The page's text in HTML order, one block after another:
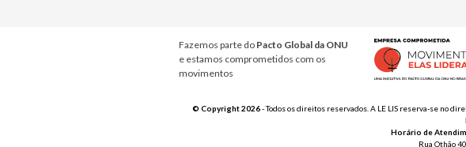
Fazemos parte do Pacto Global da ONU
e estamos comprometidos com os
movimentos
© Copyright 2026- Todos os direitos reservados. A LE LIS reserva-se no
Horário de
Rua Othão